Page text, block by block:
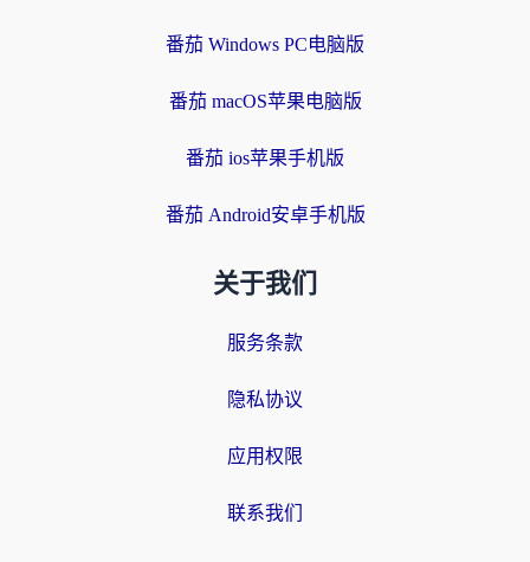
番茄 Windows PC电脑版
番茄 macOS苹果电脑版
番茄 ios苹果手机版
番茄 Android安卓手机版
关于我们
服务条款
隐私协议
应用权限
联系我们